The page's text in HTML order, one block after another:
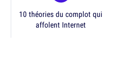
10 théories du complot qui
affolent Internet